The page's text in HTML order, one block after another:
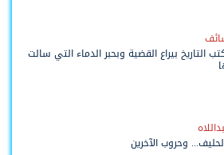
التاريخ بيراع القضية وبحبر الدماء التي سالت
وحروب الآخرين